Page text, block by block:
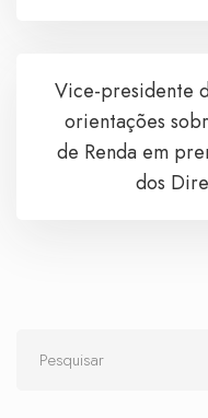
Vice-presidente
orientações
de Renda em
dos